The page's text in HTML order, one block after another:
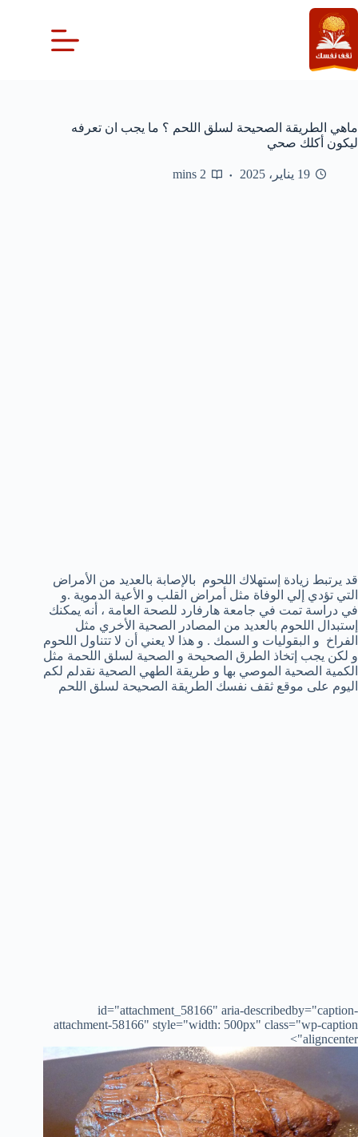
التجاوز
إلى
المحتوى
ماهي الطريقة الصحيحة لسلق اللحم ؟ ما يجب ان تعرفه
ليكون أكلك صحي
19 يناير، 2025 2 mins
قد يرتبط زيادة إستهلاك اللحوم بالإصابة بالعديد من الأمراض
التي تؤدي إلي الوفاة مثل أمراض القلب و الأعية الدموية .و
في دراسة تمت في جامعة هارفارد للصحة العامة ، أنه يمكنك
إستبدال اللحوم بالعديد من المصادر الصحية الأخري مثل
الفراخ و البقوليات و السمك . و هذا لا يعني أن لا تتناول اللحوم
و لكن يجب إتخاذ الطرق الصحيحة و الصحية لسلق اللحمة مثل
الكمية الصحية الموصي بها و طريقة الطهي الصحية نقدلم لكم
اليوم على موقع ثقف نفسك الطريقة الصحيحة لسلق اللحم
id="attachment_58166" aria-describedby="caption-
attachment-58166" style="width: 500px" class="wp-caption
aligncenter">